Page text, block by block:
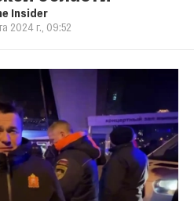
Insider
2024 г., 09:52